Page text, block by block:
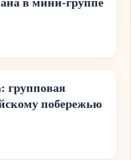
групповая
побережью